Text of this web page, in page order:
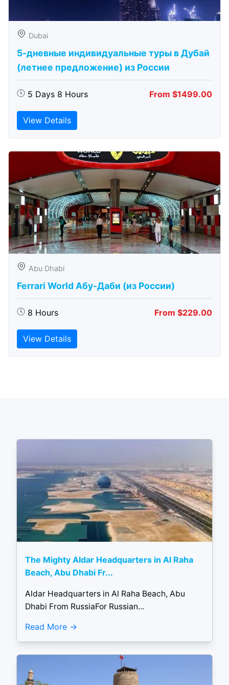
Dubai
5-дневные индивидуальные туры в Дубай
(летнее предложение) из России
5 Days 8 Hours From $1499.00
View Details
Abu Dhabi
Ferrari World Абу-Даби (из России)
8 Hours From $229.00
View Details
The Mighty Aldar Headquarters in Al Raha
Beach, Abu Dhabi Fr...
Aldar Headquarters in Al Raha Beach, Abu
Dhabi From RussiaFor Russian...
Read More